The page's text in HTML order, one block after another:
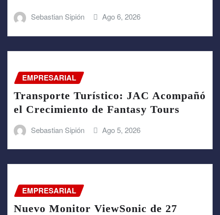
Sebastian Sipión Ago 6, 2026
EMPRESARIAL
Transporte Turístico: JAC Acompañó
el Crecimiento de Fantasy Tours
Sebastian Sipión Ago 5, 2026
EMPRESARIAL
Nuevo Monitor ViewSonic de 27